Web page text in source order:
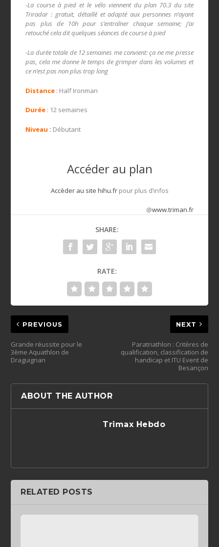
-La course à pied et le vélo viennent du plan 70.3 du site
Triradar : gratuit, détaillé et adapté aux personnes n’ayant
pas plus de 10h pour s’entraîner chaque semaine; j’ai
retouché cela dit quelques séances de course à pied
-La durée totale de 12 semaines me convient: ça ne me presse
pas, cela me donne le temps de grimper dans les volumes et
ce n’est pas non plus trop long
Distance : Half Ironman
Durée : 12 semaines
Niveau : Débutant
Accéder au plan
Accèder au site hihu.frpour plus d’infos
@www.triman.fr
SHARE:
RATE:
PREVIOUS
Grande réussite pour le
3ème Aquathlon de
Draguignan
NEXT
Paratriathlon : Critères de
qualification, classification de
handicap et ITU Event de
Besançon
ABOUT THE AUTHOR
Trimax Hebdo
RELATED POSTS